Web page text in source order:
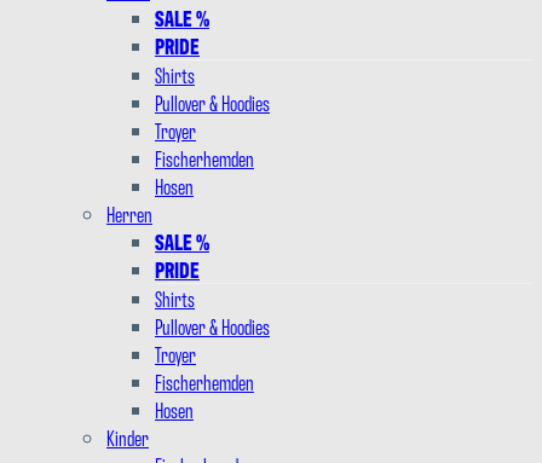
SALE %
PRIDE
Shirts
Pullover & Hoodies
Troyer
Fischerhemden
Hosen
Herren
SALE %
PRIDE
Shirts
Pullover & Hoodies
Troyer
Fischerhemden
Hosen
Kinder